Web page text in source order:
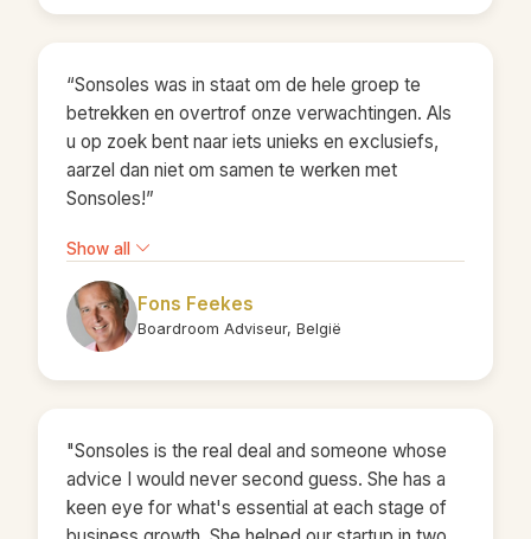
cursisten. Haar analytische vaardigheden stellen
haar in staat om complexe situaties te
doorgronden en praktische oplossingen te
bieden. Wat Sonsoles echt onderscheidt, is haar
vermogen om mensen in hun kracht te zetten.
cursisten zich vrij voelen om te leren en te
groeien. Sonsoles plakt geen pleisters en quick
fixes; ze stelt cursisten daadwerkelijk in staat
om hun uitdagingen op te lossen en permanent
waardevolle aanwinst voor elk team."
“Sonsoles was in staat om de hele groep te
betrekken en overtrof onze verwachtingen. Als
u op zoek bent naar iets unieks en exclusiefs,
aarzel dan niet om samen te werken met
Sonsoles!”
Show all
Fons Feekes
Boardroom Adviseur, België
"Sonsoles is the real deal and someone whose
advice I would never second guess. She has a
keen eye for what's essential at each stage of